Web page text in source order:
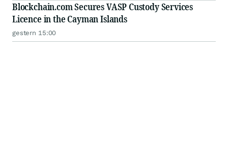
Blockchain.com Secures VASP Custody Services
Licence in the Cayman Islands
gestern 15:00